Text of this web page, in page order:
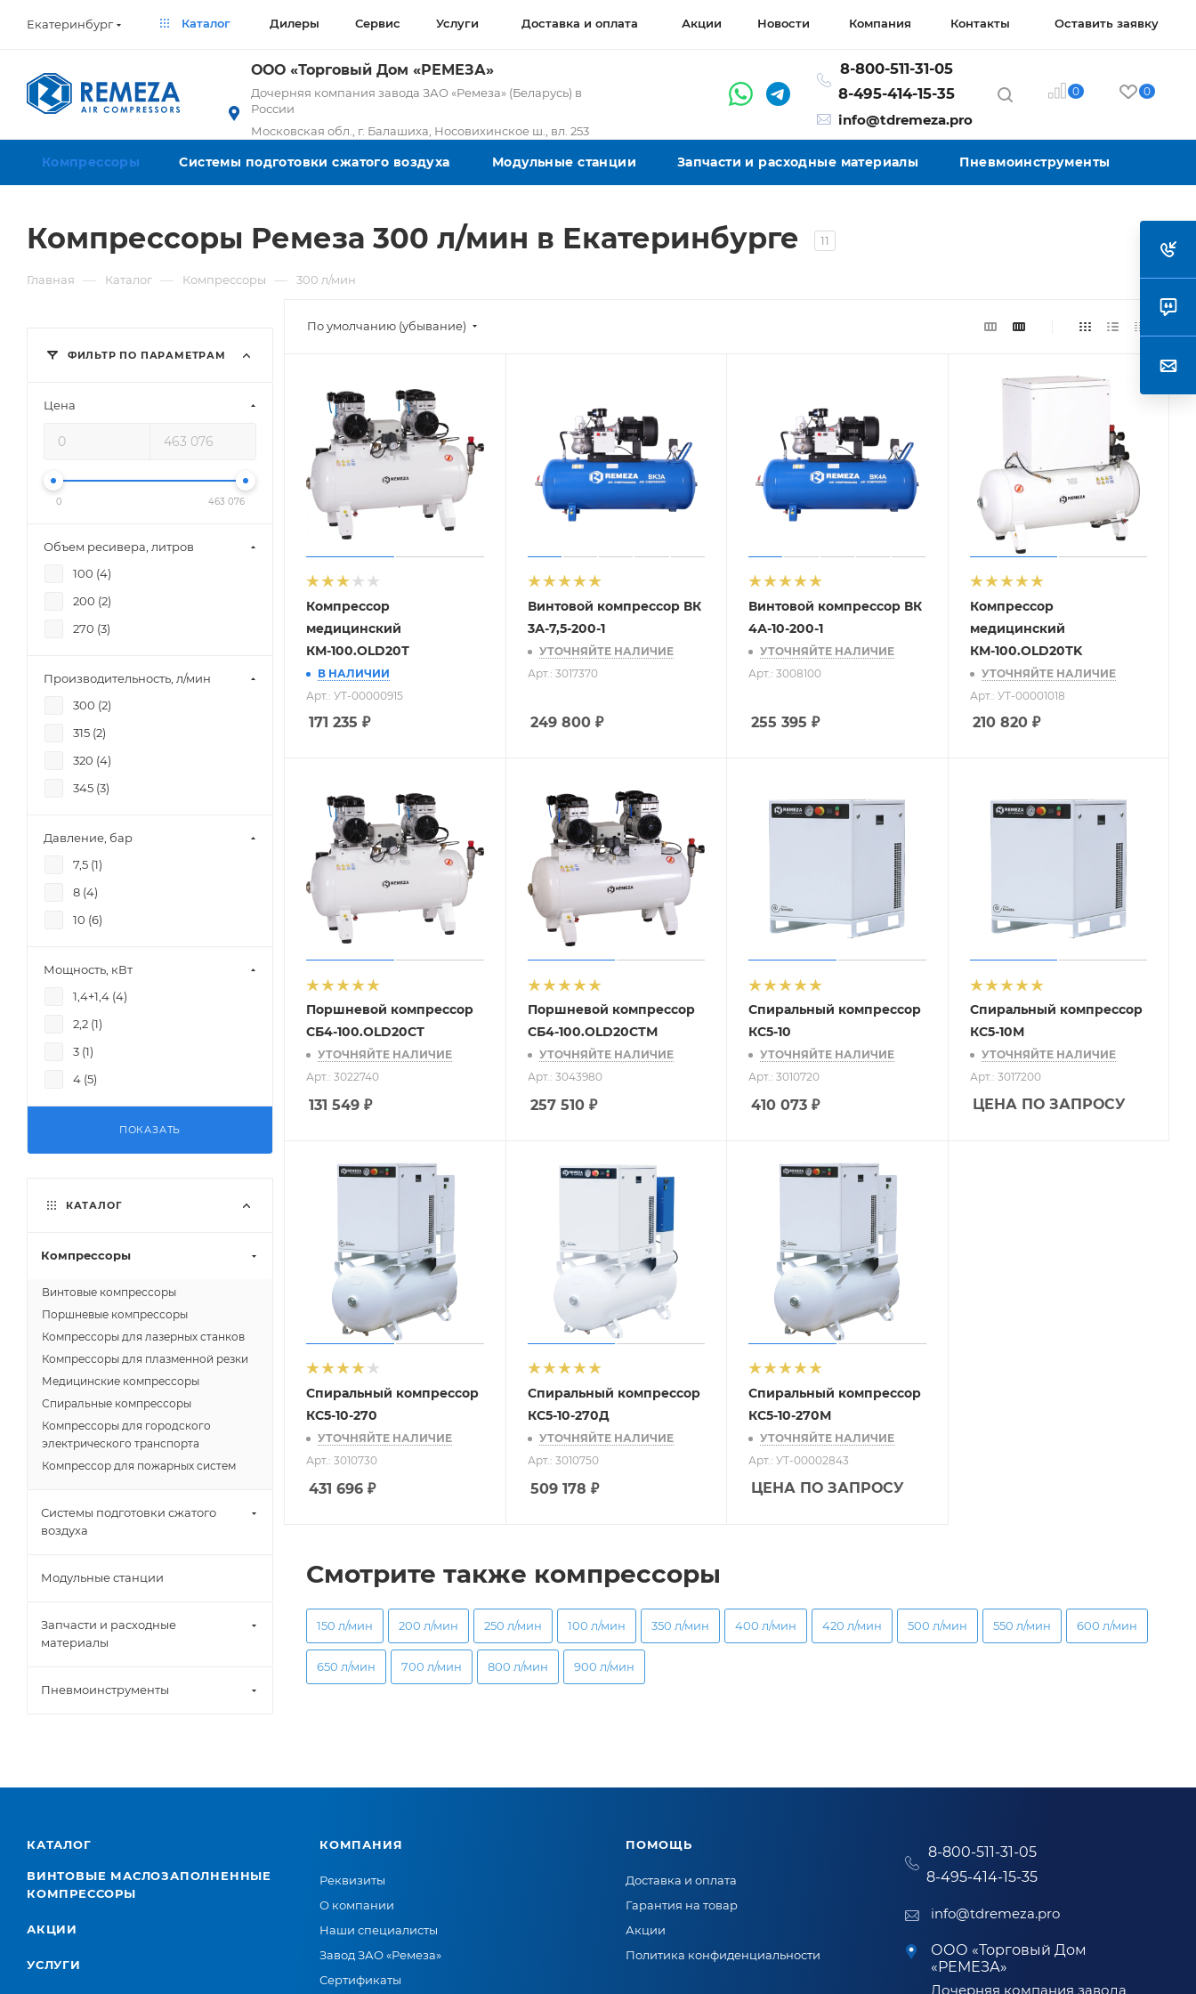
Екатеринбург Каталог Дилеры Сервис Услуги Доставка и оплата Акции Новости Компания Контакты Оставить заявку
ООО «Торговый Дом «РЕМЕЗА»
Дочерняя компания завода ЗАО «Ремеза» (Беларусь) в
России
Московская обл., г. Балашиха, Носовихинское ш., вл. 253
8-800-511-31-05
8-495-414-15-35
info@tdremeza.pro
0 0
Компрессоры Системы подготовки сжатого воздуха Модульные станции Запчасти и расходные материалы Пневмоинструменты
Компрессоры Ремеза 300 л/мин в Екатеринбурге 11
Главная — Каталог — Компрессоры — 300 л/мин
По умолчанию (убывание)
Компрессор
медицинский
КМ-100.OLD20Т
В НАЛИЧИИ
Арт.: УТ-00000915
171 235 ₽
Винтовой компрессор ВК
3А-7,5-200-1
УТОЧНЯЙТЕ НАЛИЧИЕ
Арт.: 3017370
249 800₽
Винтовой компрессор ВК
4А-10-200-1
УТОЧНЯЙТЕ НАЛИЧИЕ
Арт.: 3008100
255 395 ₽
Компрессор
медицинский
КМ-100.OLD20ТK
УТОЧНЯЙТЕ НАЛИЧИЕ
Арт.: УТ-00001018
210 820₽
Поршневой компрессор
СБ4-100.OLD20СТ
УТОЧНЯЙТЕ НАЛИЧИЕ
Арт.: 3022740
131 549 ₽
Поршневой компрессор
СБ4-100.OLD20СТМ
УТОЧНЯЙТЕ НАЛИЧИЕ
Арт.: 3043980
257 510₽
Спиральный компрессор
КС5-10
УТОЧНЯЙТЕ НАЛИЧИЕ
Арт.: 3010720
410 073 ₽
Спиральный компрессор
КС5-10М
УТОЧНЯЙТЕ НАЛИЧИЕ
Арт.: 3017200
ЦЕНА ПО ЗАПРОСУ
Спиральный компрессор
КС5-10-270
УТОЧНЯЙТЕ НАЛИЧИЕ
Арт.: 3010730
431 696 ₽
Спиральный компрессор
КС5-10-270Д
УТОЧНЯЙТЕ НАЛИЧИЕ
Арт.: 3010750
509 178 ₽
Спиральный компрессор
КС5-10-270М
УТОЧНЯЙТЕ НАЛИЧИЕ
Арт.: УТ-00002843
ЦЕНА ПО ЗАПРОСУ
Смотрите также компрессоры
150 л/мин 200 л/мин 250 л/мин 100 л/мин 350 л/мин 400 л/мин 420 л/мин 500 л/мин 550 л/мин 600 л/мин
650 л/мин 700 л/мин 800 л/мин 900 л/мин
ФИЛЬТР ПО ПАРАМЕТРАМ
Цена
0 463 076
Объем ресивера, литров
100 (4)
200 (2)
270 (3)
Производительность, л/мин
300 (2)
315 (2)
320 (4)
345 (3)
Давление, бар
7,5 (1)
8 (4)
10 (6)
Мощность, кВт
1,4+1,4 (4)
2,2 (1)
3 (1)
4 (5)
ПОКАЗАТЬ
КАТАЛОГ
Компрессоры
Винтовые компрессоры
Поршневые компрессоры
Компрессоры для лазерных станков
Компрессоры для плазменной резки
Медицинские компрессоры
Спиральные компрессоры
Компрессоры для городского
электрического транспорта
Компрессор для пожарных систем
Системы подготовки сжатого
воздуха
Модульные станции
Запчасти и расходные
материалы
Пневмоинструменты
КАТАЛОГ
ВИНТОВЫЕ МАСЛОЗАПОЛНЕННЫЕ
КОМПРЕССОРЫ
АКЦИИ
УСЛУГИ
КОМПАНИЯ
Реквизиты
О компании
Наши специалисты
Завод ЗАО «Ремеза»
Сертификаты
ПОМОЩЬ
Доставка и оплата
Гарантия на товар
Акции
Политика конфиденциальности
8-800-511-31-05
8-495-414-15-35
info@tdremeza.pro
ООО «Торговый Дом
«РЕМЕЗА»
Дочерняя компания завода